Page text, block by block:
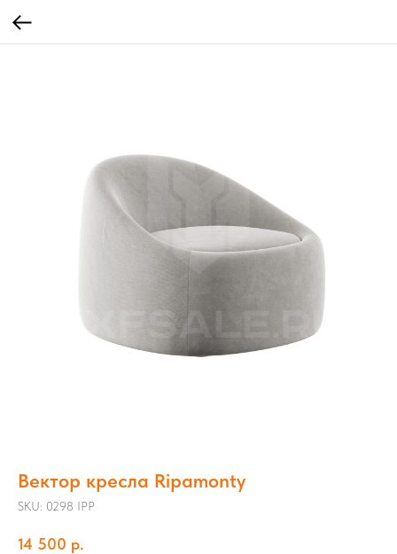
Вектор кресла Ripamonty
SKU: 0298 IPP
14 500 р.